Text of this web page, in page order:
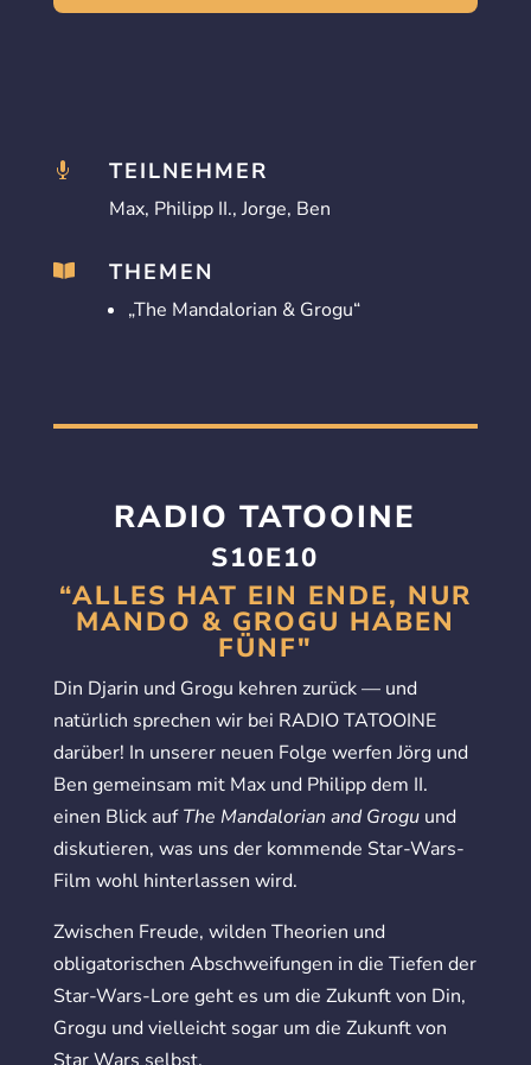
 TEILNEHMER
Max, Philipp II., Jorge, Ben
 THEMEN
„The Mandalorian & Grogu“
RADIO TATOOINE
S10E10
“ALLES HAT EIN ENDE, NUR
MANDO & GROGU HABEN
FÜNF"
Din Djarin und Grogu kehren zurück — und
natürlich sprechen wir bei RADIO TATOOINE
darüber! In unserer neuen Folge werfen Jörg und
Ben gemeinsam mit Max und Philipp dem II.
einen Blick aufThe Mandalorian and Groguund
diskutieren, was uns der kommende Star-Wars-
Film wohl hinterlassen wird.
Zwischen Freude, wilden Theorien und
obligatorischen Abschweifungen in die Tiefen der
Star-Wars-Lore geht es um die Zukunft von Din,
Grogu und vielleicht sogar um die Zukunft von
Star Wars selbst.